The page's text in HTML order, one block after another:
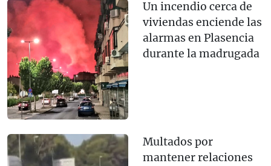
Un incendio cerca de
viviendas enciende las
alarmas en Plasencia
durante la madrugada
Multados por
mantener relaciones